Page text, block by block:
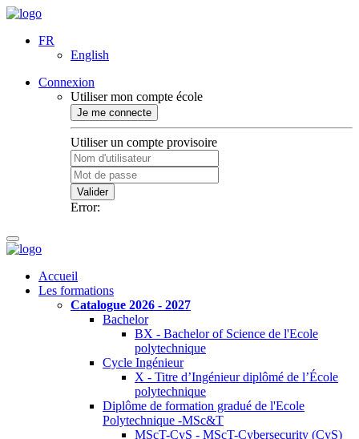
FR
English
Connexion
Utiliser mon compte école
Je me connecte
Utiliser un compte provisoire
Valider
Error:
Accueil
Les formations
Catalogue 2026 - 2027
Bachelor
BX - Bachelor of Science de l'Ecole
polytechnique
Cycle Ingénieur
X - Titre d’Ingénieur diplômé de l’École
polytechnique
Diplôme de formation gradué de l'Ecole
Polytechnique -MSc&T
MScT-CyS - MScT-Cybersecurity (CyS)